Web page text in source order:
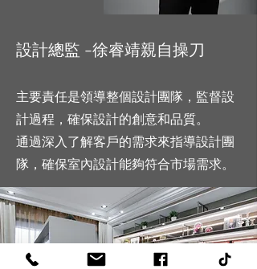
設計總監 -徐睿靖親自操刀
主要責任是領導整個設計團隊，監督設
計過程，確保設計的創意和品質。
通過深入了解客戶的需求來指導設計團
隊，確保室內設計能夠符合市場需求。